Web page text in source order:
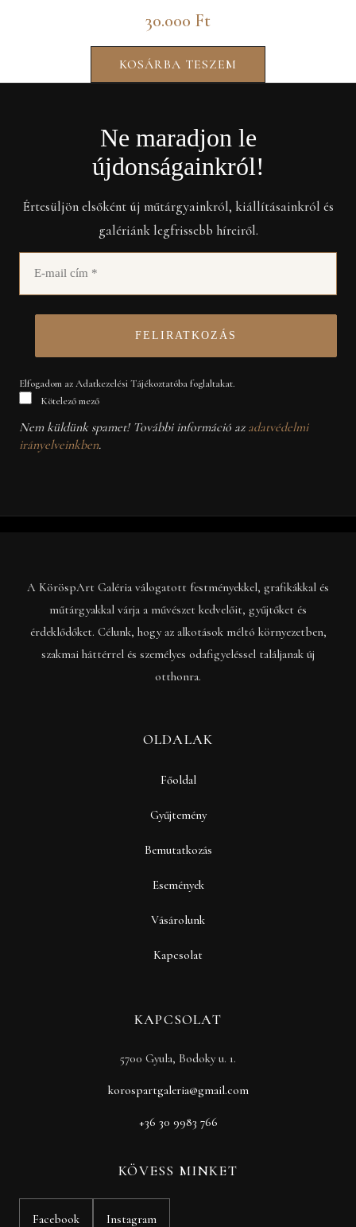
30.000 Ft
KOSÁRBA TESZEM
Ne maradjon le
újdonságainkról!
Értesüljön elsőként új műtárgyainkról, kiállításainkról és
galériánk legfrissebb híreiről.
Elfogadom az Adatkezelési Tájékoztatóba foglaltakat.
Kötelező mező
Nem küldünk spamet! További információ az adatvédelmi
irányelveinkben.
A KöröspArt Galéria válogatott festményekkel, grafikákkal és
műtárgyakkal várja a művészet kedvelőit, gyűjtőket és
érdeklődőket. Célunk, hogy az alkotások méltó környezetben,
szakmai háttérrel és személyes odafigyeléssel találjanak új
otthonra.
OLDALAK
Főoldal
Gyűjtemény
Bemutatkozás
Események
Vásárolunk
Kapcsolat
KAPCSOLAT
5700 Gyula, Bodoky u. 1.
korospartgaleria@gmail.com
+36 30 9983 766
KÖVESS MINKET
Facebook Instagram